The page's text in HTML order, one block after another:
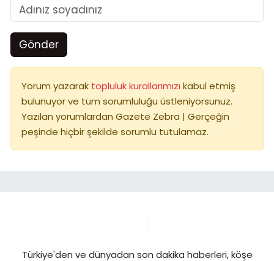
Gönder
Yorum yazarak topluluk kurallarımızı kabul etmiş
bulunuyor ve tüm sorumluluğu üstleniyorsunuz.
Yazılan yorumlardan Gazete Zebra | Gerçeğin
peşinde hiçbir şekilde sorumlu tutulamaz.
Türkiye'den ve dünyadan son dakika haberleri, köşe